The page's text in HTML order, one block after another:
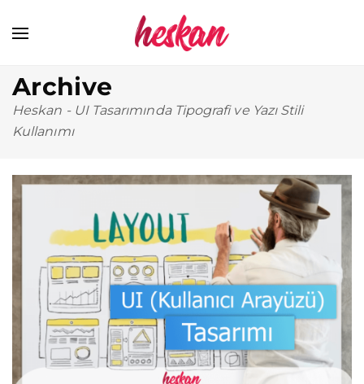
Archive
Heskan - UI Tasarımında Tipografi ve Yazı Stili
Kullanımı